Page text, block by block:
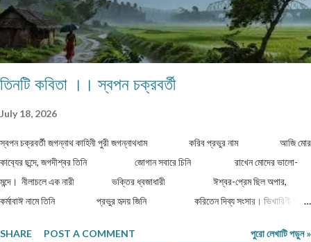
তিনটি কবিতা ।। স্বপন চক্রবর্তী
July 18, 2026
স্বপন চক্রবর্তী জগন্নাথ কাহিনী পুরী জগন্নাথধাম করিব প্রভুর নাম আজি মোর
কাব‍্যের ছন্দে, জগদীশ্বর তিনি জোগান সবারে চিনি রাখেন মোদের ভালো-
মন্দে। নীলাচলে এক নারী ভক্তির ধ্বজাধারী ঈশ্বর-প্রেম ছিল অপার,
কর্মাবাঈ নামে তিনি প্রভুর হৃদয় জিনি করিতেন দিব্য সংসার। ভিখারিণী অতি
SHARE
POST A COMMENT পুরো লেখাটি পড়ুন »